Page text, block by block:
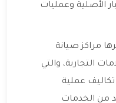
الأصلية وعمليات
مراكز صيانة
التجارية، والتي
حتى 30% من تكاليف عملية
من الخدمات